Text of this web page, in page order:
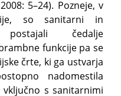
5–24). Pozneje, v
so sanitarni in
čedalje
funkcije pa se
črte, ki ga ustvarja
nadomestila
s sanitarnimi